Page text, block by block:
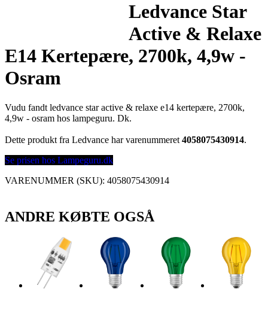
Ledvance Star
Active & Relaxe
E14 Kertepære, 2700k, 4,9w -
Osram
Vudu fandt ledvance star active & relaxe e14 kertepære, 2700k,
4,9w - osram hos lampeguru. Dk.
Dette produkt fra Ledvance har varenummeret 4058075430914.
Se prisen hos Lampeguru.dk
VARENUMMER (SKU): 4058075430914
ANDRE KØBTE OGSÅ